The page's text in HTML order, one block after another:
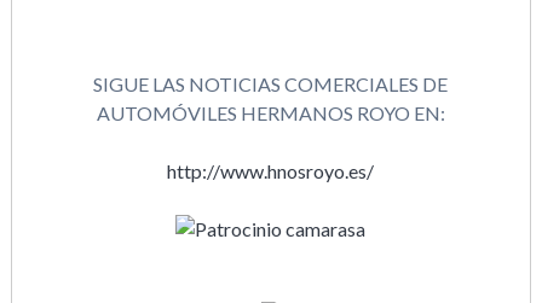
SIGUE LAS NOTICIAS COMERCIALES DE
AUTOMÓVILES HERMANOS ROYO EN:
http://www.hnosroyo.es/